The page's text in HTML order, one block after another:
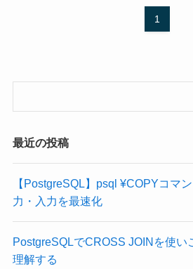
1
最近の投稿
【PostgreSQL】psql ¥COPYコマ
力・入力を最速化
PostgreSQLでCROSS JOINを使い
理解する